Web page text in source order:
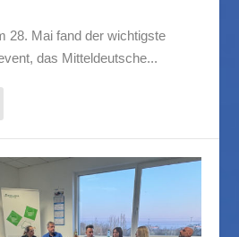
28. Mai fand der wichtigste
das Mitteldeutsche...